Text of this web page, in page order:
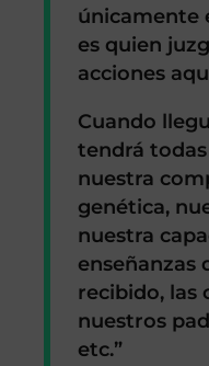
únicamente
es quien
acciones
Cuando
tendrá todas
nuestra
genética,
nuestra
enseñanzas
recibido, las
nuestros
etc.”